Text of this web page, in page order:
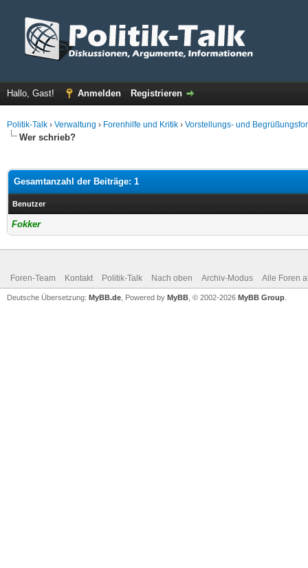
Hallo, Gast! Anmelden Registrieren
Politik-Talk › Verwaltung › Forenhilfe und Kritik › Vorstellungs- und
Wer schrieb?
Gesamtanzahl der Beiträge: 1
Benutzer
Fokker
Foren-Team Kontakt Politik-Talk Nach oben Archiv-Modus Alle Foren
Deutsche Übersetzung: MyBB.de , Powered by MyBB , © 2002-2026 MyBB Group